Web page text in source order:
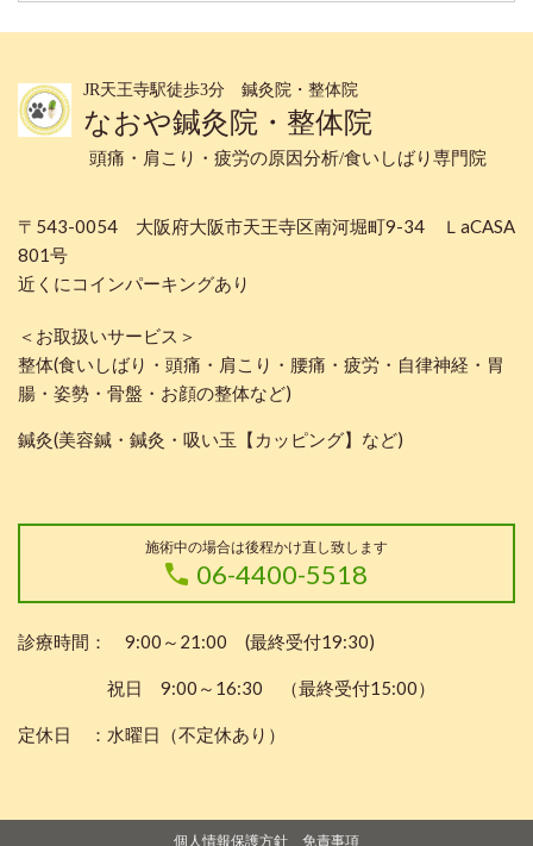
JR天王寺駅徒歩3分 鍼灸院・整体院
なおや鍼灸院・整体院
頭痛・肩こり・疲労の原因分析/食いしばり専門院
〒543-0054 大阪府大阪市天王寺区南河堀町9-34 ＬaCASA
801号
近くにコインパーキングあり
＜お取扱いサービス＞
整体(食いしばり・頭痛・肩こり・腰痛・疲労・自律神経・胃
腸・姿勢・骨盤・お顔の整体など)
鍼灸(美容鍼・鍼灸・吸い玉【カッピング】など)
施術中の場合は後程かけ直し致します
06-4400-5518
診療時間： 9:00～21:00 (最終受付19:30)
祝日 9:00～16:30 （最終受付15:00）
定休日 ：水曜日（不定休あり）
個人情報保護方針 免責事項